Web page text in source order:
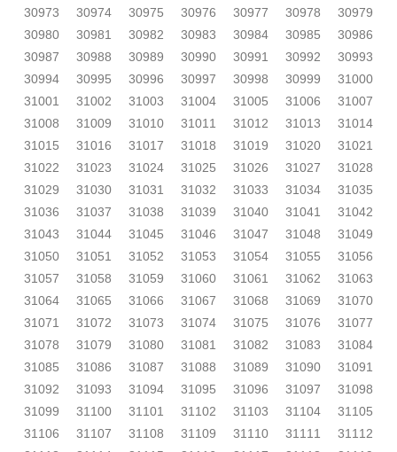
30973
30974 30975 30976 30977 30978
30979
30980
30981 30982 30983 30984 30985
30986
30987
30988 30989 30990 30991 30992
30993
30994
30995 30996 30997 30998 30999
31000
31001
31002 31003 31004 31005 31006
31007
31008
31009 31010 31011 31012 31013
31014
31015
31016 31017 31018 31019 31020
31021
31022
31023 31024 31025 31026 31027
31028
31029
31030 31031 31032 31033 31034
31035
31036
31037 31038 31039 31040 31041
31042
31043
31044 31045 31046 31047 31048
31049
31050
31051 31052 31053 31054 31055
31056
31057
31058 31059 31060 31061 31062
31063
31064
31065 31066 31067 31068 31069
31070
31071
31072 31073 31074 31075 31076
31077
31078
31079 31080 31081 31082 31083
31084
31085
31086 31087 31088 31089 31090
31091
31092
31093 31094 31095 31096 31097
31098
31099
31100 31101 31102 31103 31104
31105
31106
31107 31108 31109 31110 31111
31112